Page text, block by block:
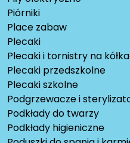
Piórniki
Place zabaw
Plecaki
Plecaki i tornistry na
Plecaki przedszkolne
Plecaki szkolne
Podgrzewacze i
Podkłady do twarzy
Podkłady higieniczne